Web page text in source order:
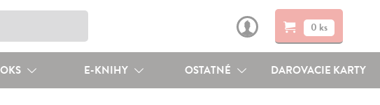
0 ks
E-KNIHY OSTATNÉ DAROVACIE KARTY